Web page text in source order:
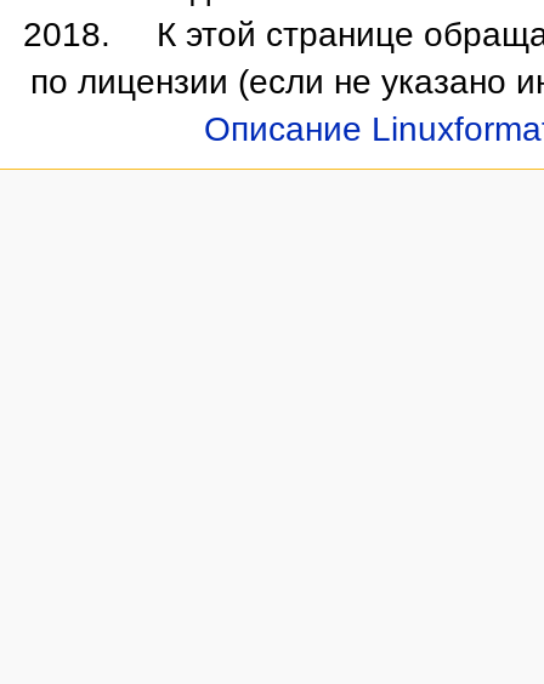
2018.
К этой странице
по лицензии (если не указано
Описание